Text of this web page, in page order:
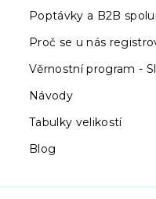
Poptávky a B2B
Proč se u nás
Věrnostní program -
Návody
Tabulky velikostí
Blog